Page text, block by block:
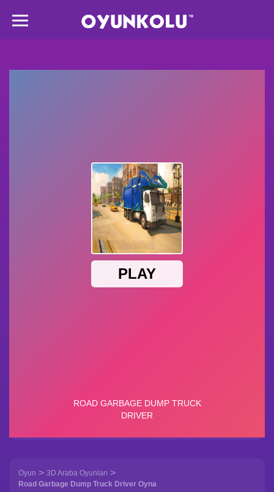
Oyun > 3D Araba Oyunları >
Road Garbage Dump Truck Driver Oyna